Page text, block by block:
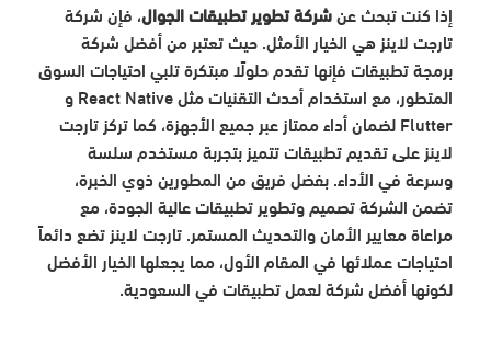
إذا كنت تبحث عنشركة تطوير تطبيقات الجوال، فإن شركة
تارجت لاينز هي الخيار الأمثل. حيث تعتبر من أفضل شركة
برمجة تطبيقات فإنها تقدم حلولًا مبتكرة تلبي احتياجات السوق
المتطور، مع استخدام أحدث التقنيات مثل React Native و
Flutter لضمان أداء ممتاز عبر جميع الأجهزة، كما تركز تارجت
لاينز على تقديم تطبيقات تتميز بتجربة مستخدم سلسة
وسرعة في الأداء. بفضل فريق من المطورين ذوي الخبرة،
تضمن الشركة تصميم وتطوير تطبيقات عالية الجودة، مع
مراعاة معايير الأمان والتحديث المستمر. تارجت لاينز تضع دائماً
احتياجات عملائها في المقام الأول، مما يجعلها الخيار الأفضل
لكونها أفضل شركة لعمل تطبيقات في السعودية.